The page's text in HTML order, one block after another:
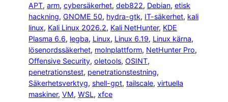
APT, arm, cybersäkerhet, deb822, Debian, etisk
hackning, GNOME 50, hydra-gtk, IT-säkerhet, kali
linux, Kali Linux 2026.2, Kali NetHunter, KDE
Plasma 6.6, legba, Linux, Linux 6.19, Linux kärna
lösenordssäkerhet, molnplattform, NetHunter Pro
Offensive Security, oletools, OSINT
penetrationstest, penetrationstestning
Säkerhetsverktyg, shell-gpt, tailscale, virtuella
maskiner, VM, WSL, xfce